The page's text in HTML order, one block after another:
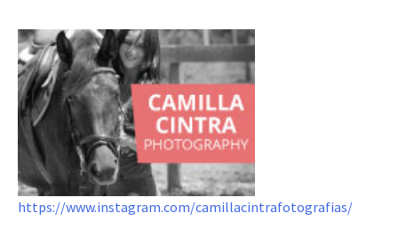
https://www.instagram.com/camillacintrafotografias/